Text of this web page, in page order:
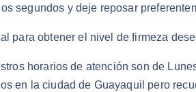
segundos y deje reposar
para obtener el nivel de firmeza
horarios de atención son de
en la ciudad de Guayaquil pero